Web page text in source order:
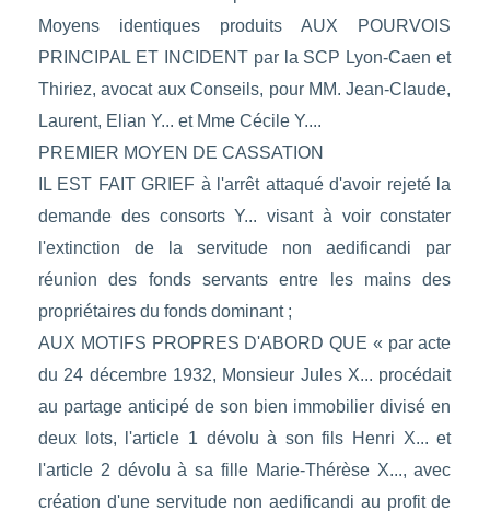
Moyens identiques produits AUX POURVOIS
PRINCIPAL ET INCIDENT par la SCP Lyon-Caen et
Thiriez, avocat aux Conseils, pour MM. Jean-Claude,
Laurent, Elian Y... et Mme Cécile Y....
PREMIER MOYEN DE CASSATION
IL EST FAIT GRIEF à l'arrêt attaqué d'avoir rejeté la
demande des consorts Y... visant à voir constater
l'extinction de la servitude non aedificandi par
réunion des fonds servants entre les mains des
propriétaires du fonds dominant ;
AUX MOTIFS PROPRES D'ABORD QUE « par acte
du 24 décembre 1932, Monsieur Jules X... procédait
au partage anticipé de son bien immobilier divisé en
deux lots, l'article 1 dévolu à son fils Henri X... et
l'article 2 dévolu à sa fille Marie-Thérèse X..., avec
création d'une servitude non aedificandi au profit de